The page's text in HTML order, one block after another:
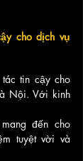
cho dịch vụ
tin cậy cho
Nội. Với kinh
đến cho
tuyệt vời và